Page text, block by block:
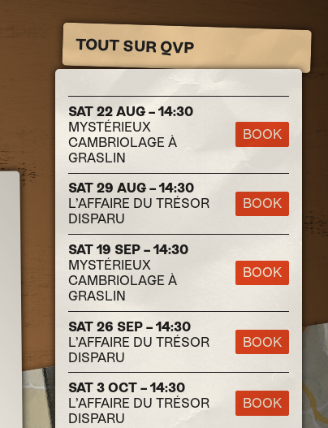
TOUT SUR QVP
SAT 22 AUG – 14:30
MYSTÉRIEUX
CAMBRIOLAGE À
GRASLIN
BOOK
SAT 29 AUG – 14:30
L’AFFAIRE DU TRÉSOR
DISPARU
BOOK
SAT 19 SEP – 14:30
MYSTÉRIEUX
CAMBRIOLAGE À
GRASLIN
BOOK
SAT 26 SEP – 14:30
L’AFFAIRE DU TRÉSOR
DISPARU
BOOK
SAT 3 OCT – 14:30
L’AFFAIRE DU TRÉSOR
DISPARU
BOOK